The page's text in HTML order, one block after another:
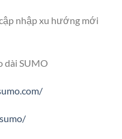
nhập xu hướng mới
dài SUMO